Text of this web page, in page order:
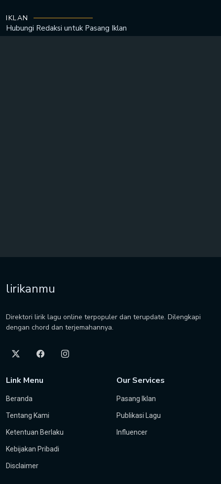
IKLAN
Hubungi Redaksi untuk Pasang Iklan
lirikanmu
Direktori lirik lagu online terpopuler dan terupdate. Dilengkapi
dengan chord dan terjemahannya.
Link Menu
Beranda
Tentang Kami
Ketentuan Berlaku
Kebijakan Pribadi
Disclaimer
Our Services
Pasang Iklan
Publikasi Lagu
Influencer